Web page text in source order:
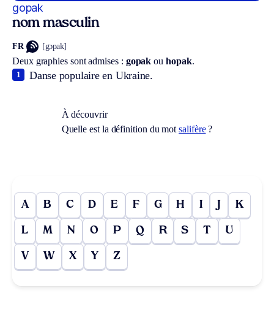
gopak
nom masculin
FR [gɔpak]
Deux graphies sont admises : gopakou hopak.
Danse populaire en Ukraine.
1
À découvrir
Quelle est la définition du motsalifère?
A B C D E F G H I J K
L M N O P Q R S T U
V W X Y Z